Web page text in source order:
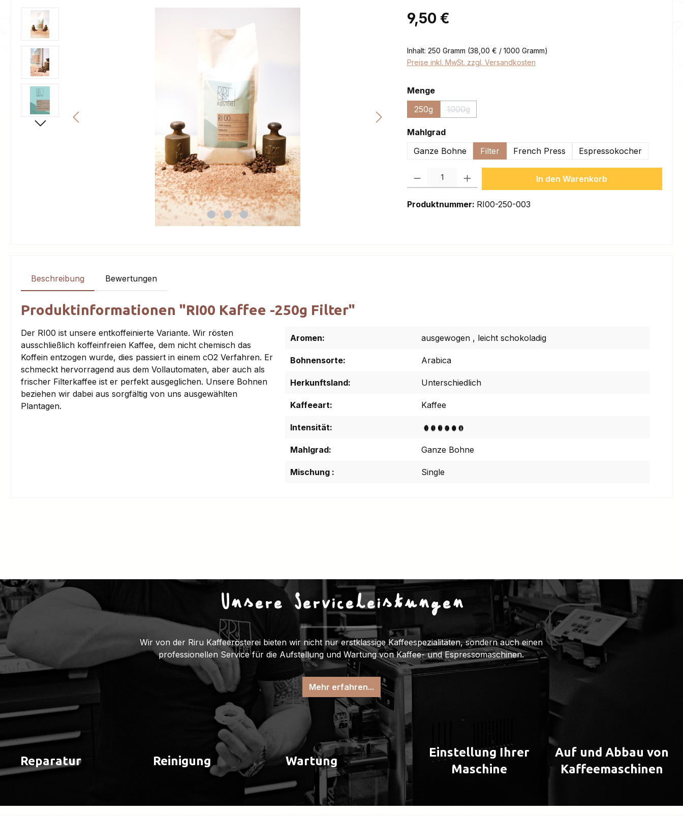
Bildergalerie überspringen Regulärer Preis:
9,50 €
Inhalt: 250 Gramm (38,00 € / 1000 Gramm)
Preise inkl. MwSt. zzgl. Versandkosten
Mengeauswählen
250g
1000g
(Diese Option ist zurzeit nicht verfügbar.)
Mahlgradauswählen
Ganze Bohne
Filter French Press Espressokocher
Produkt Anzahl: Gib den gewünschten Wert ein oder benutze die Schaltflächen
In den Warenkorb
Produktnummer: RI00-250-003
Beschreibung Bewertungen
Produktinformationen "RI00 Kaffee -250g Filter"
Der RI00 ist unsere entkoffeinierte Variante. Wir rösten
ausschließlich koffeinfreien Kaffee, dem nicht chemisch das
Koffein entzogen wurde, dies passiert in einem cO2 Verfahren. Er
schmeckt hervorragend aus dem Vollautomaten, aber auch als
frischer Filterkaffee ist er perfekt ausgeglichen. Unsere Bohnen
beziehen wir dabei aus sorgfältig von uns ausgewählten
Plantagen.
Aromen: ausgewogen , leicht schokoladig
Bohnensorte: Arabica
Herkunftsland: Unterschiedlich
Kaffeeart: Kaffee
Intensität:
Mahlgrad: Ganze Bohne
Mischung : Single
Unsere Serviceleistungen
Wir von der Riru Kaffeerösterei bieten wir nicht nur erstklassige Kaffeespezialitäten, sondern auch einen
professionellen Service für die Aufstellung und Wartung von Kaffee- und Espressomaschinen.
Mehr erfahren...
Reparatur Reinigung Wartung
Einstellung Ihrer
Maschine
Auf und Abbau von
Kaffeemaschinen